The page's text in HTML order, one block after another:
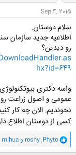
Sep 4, 2015
سلام دوستان.
اطلاعیه جدید سازمان
رو دیدین؟
hx?id=649
واسه دکتری
عمومی و اصول زراعت
نخوندیم. الان چه کار
کسی از دوستان اطلاع
و
ا
Phyto
,
roshy و mihua